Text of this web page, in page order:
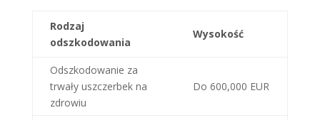
Rodzaj
odszkodowania
Wysokość
Odszkodowanie za
trwały uszczerbek na
zdrowiu
Do 600,000 EUR